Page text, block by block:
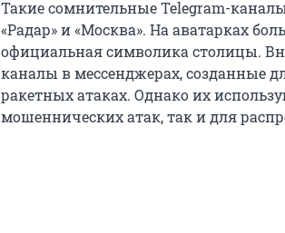
Такие сомнительные Telegram-
«Радар» и «Москва». На аватарках
официальная символика столицы.
каналы в мессенджерах, созданные
ракетных атаках. Однако их
мошеннических атак, так и для